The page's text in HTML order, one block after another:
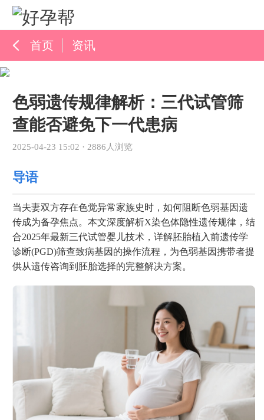
首页 资讯
综合资讯
色弱遗传规律解析：三代试管筛
查能否避免下一代患病
2025-04-23 15:02 · 2886人浏览
导语
当夫妻双方存在色觉异常家族史时，如何阻断色弱基因遗
传成为备孕焦点。本文深度解析X染色体隐性遗传规律，结
合2025年最新三代试管婴儿技术，详解胚胎植入前遗传学
诊断(PGD)筛查致病基因的操作流程，为色弱基因携带者提
供从遗传咨询到胚胎选择的完整解决方案。